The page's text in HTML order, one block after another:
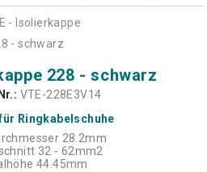
228 - schwarz
VTE-228E3V14
Ringkabelschuhe
28.2mm
32 - 62mm2
44.45mm